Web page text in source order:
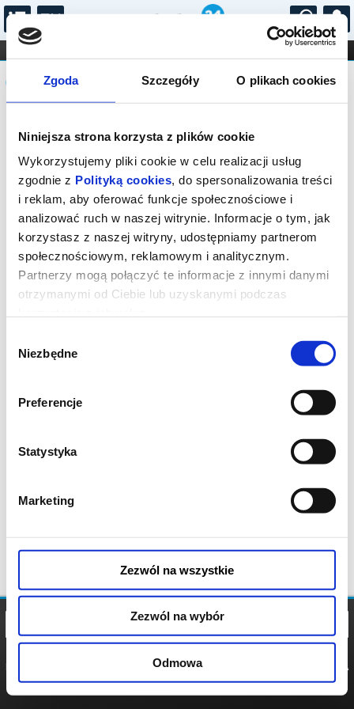
Zgoda Szczegóły O plikach cookies
Niniejsza strona korzysta z plików cookie
Wykorzystujemy pliki cookie w celu realizacji usług
zgodnie z Polityką cookies, do spersonalizowania treści
i reklam, aby oferować funkcje społecznościowe i
analizować ruch w naszej witrynie. Informacje o tym, jak
korzystasz z naszej witryny, udostępniamy partnerom
społecznościowym, reklamowym i analitycznym.
Partnerzy mogą połączyć te informacje z innymi danymi
otrzymanymi od Ciebie lub uzyskanymi podczas
zgody
Niezbędne
Preferencje
Statystyka
Marketing
Zezwól na wszystkie
Zezwól na wybór
Odmowa
...
FILHARMONIA OPERA I BALET
STAND-UP
DLA DZIECI
Komunikat
Sprzedaż biletów on-line na wydarzenie
została zakończona.
POLITYKA
POLITYKA